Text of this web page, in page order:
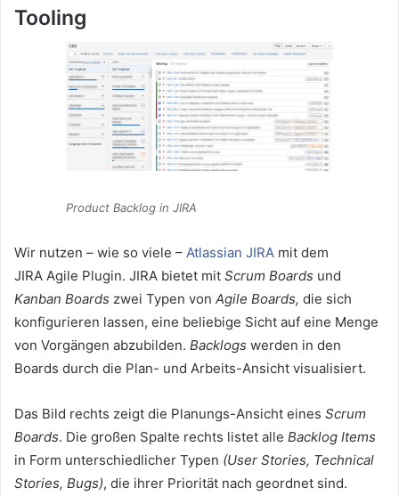
Tooling
Product Backlog in JIRA
Wir nutzen – wie so viele – Atlassian JIRA mit dem
JIRA Agile Plugin. JIRA bietet mit Scrum Boards und
Kanban Boards zwei Typen von Agile Boards, die sich
konfigurieren lassen, eine beliebige Sicht auf eine Menge
von Vorgängen abzubilden. Backlogs werden in den
Boards durch die Plan- und Arbeits-Ansicht visualisiert.
Das Bild rechts zeigt die Planungs-Ansicht eines Scrum
Boards. Die großen Spalte rechts listet alle Backlog Items
in Form unterschiedlicher Typen (User Stories, Technical
Stories, Bugs), die ihrer Priorität nach geordnet sind.